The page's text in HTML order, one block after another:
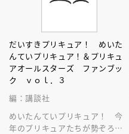
だいすきプリキュア！ めいた
んていプリキュア！＆プリキュ
アオールスターズ ファンブッ
ク ｖｏｌ．３
編：講談社
めいたんていプリキュア！ 今
年のプリキュアたちが勢ぞろい